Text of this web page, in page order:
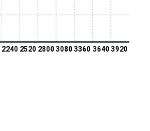
2240 2520 280030803360 36403920